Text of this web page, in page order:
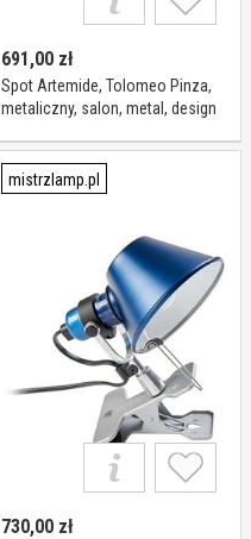
691,00 zł
Spot Artemide, Tolomeo Pinza,
metaliczny, salon, metal, design
mistrzlamp.pl
730,00 zł